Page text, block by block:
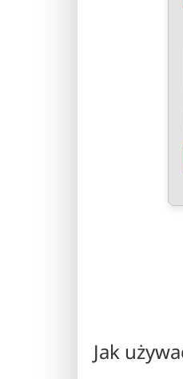
Jak